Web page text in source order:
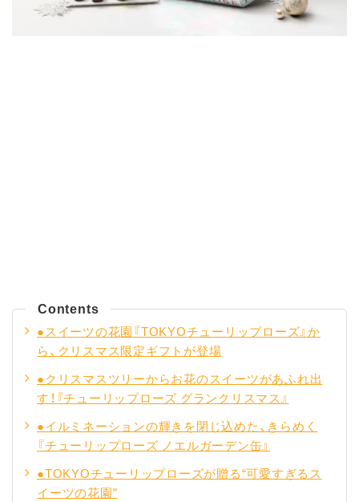
Contents
●スイーツの花園『TOKYOチューリップローズ』か
ら、クリスマス限定ギフトが登場
●クリスマスツリーからお花のスイーツがあふれ出
す！『チューリップローズ グランクリスマス』
●イルミネーションの輝きを閉じ込めた、きらめく
『チューリップローズ ノエルガーデン缶』
●TOKYOチューリップローズが贈る“可愛すぎるス
イーツの花園”